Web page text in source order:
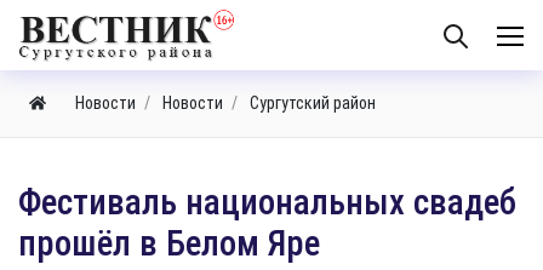
Новости Новости Сургутский район
Фестиваль национальных свадеб
прошёл в Белом Яре